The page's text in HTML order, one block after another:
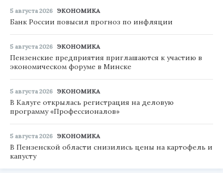
5 августа 2026 ЭКОНОМИКА
Банк России повысил прогноз по инфляции
5 августа 2026 ЭКОНОМИКА
Пензенские предприятия приглашаются к участию в
экономическом форуме в Минске
5 августа 2026 ЭКОНОМИКА
В Калуге открылась регистрация на деловую
программу «Профессионалов»
5 августа 2026 ЭКОНОМИКА
В Пензенской области снизились цены на картофель и
капусту